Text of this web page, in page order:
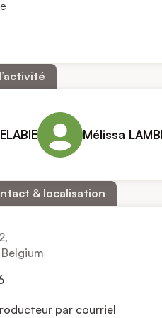
Mélissa
& localisation
par courriel